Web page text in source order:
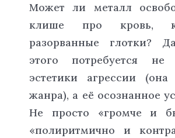
Может ли металл
клише про кровь,
разорванные глотки?
этого потребуется
эстетики агрессии
жанра), а её осознанное
Не просто «громче и
«полиритмично и